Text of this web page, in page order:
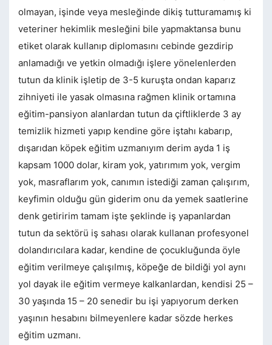
olmayan, işinde veya mesleğinde dikiş tutturamamış ki
veteriner hekimlik mesleğini bile yapmaktansa bunu
etiket olarak kullanıp diplomasını cebinde gezdirip
anlamadığı ve yetkin olmadığı işlere yönelenlerden
tutun da klinik işletip de 3-5 kuruşta ondan kaparız
zihniyeti ile yasak olmasına rağmen klinik ortamına
eğitim-pansiyon alanlardan tutun da çiftliklerde 3 ay
temizlik hizmeti yapıp kendine göre iştahı kabarıp,
dışarıdan köpek eğitim uzmanıyım derim ayda 1 iş
kapsam 1000 dolar, kiram yok, yatırımım yok, vergim
yok, masraflarım yok, canımın istediği zaman çalışırım,
keyfimin olduğu gün giderim onu da yemek saatlerine
denk getiririm tamam işte şeklinde iş yapanlardan
tutun da sektörü iş sahası olarak kullanan profesyonel
dolandırıcılara kadar, kendine de çocukluğunda öyle
eğitim verilmeye çalışılmış, köpeğe de bildiği yol aynı
yol dayak ile eğitim vermeye kalkanlardan, kendisi 25 –
30 yaşında 15 – 20 senedir bu işi yapıyorum derken
yaşının hesabını bilmeyenlere kadar sözde herkes
eğitim uzmanı.